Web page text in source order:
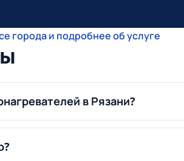
города и подробнее об услуге
в Рязани?